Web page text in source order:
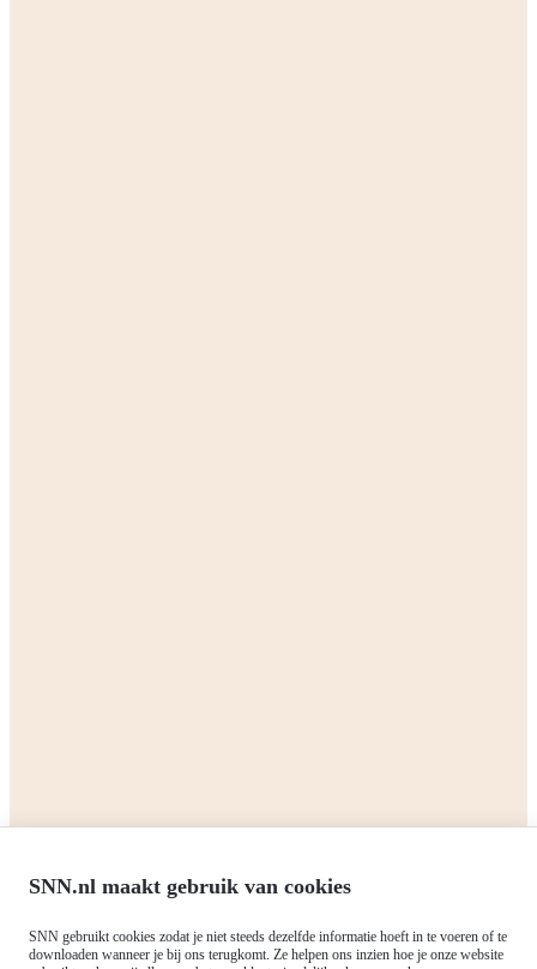
SNN.nl maakt gebruik van cookies
SNN gebruikt cookies zodat je niet steeds dezelfde informatie hoeft in te voeren of te
downloaden wanneer je bij ons terugkomt. Ze helpen ons inzien hoe je onze website
All grants All grants